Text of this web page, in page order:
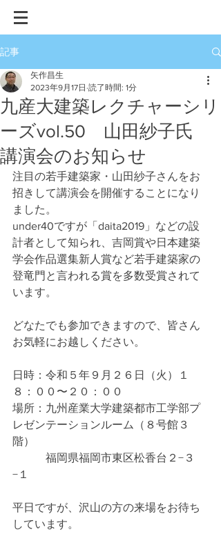
記事
九産大建築レクチャーシリ
ーズvol.50 山田紗子氏
講演会のお知らせ
矢作昌生
2023年9月17日 読了時間: 1分
注目の若手建築家・山田紗子さんをお
招きして講演会を開催することになり
ました。
under40ですが「daita2019」などの設
計者として知られ、吉岡賞や日本建築
学会作品選集新人賞など若手建築家の
登竜門と言われる賞を多数受賞されて
います。
どなたでも参加できますので、皆さん
お気軽にお越しください。
日時：令和５年９月２６日（火）１
８：００〜２０：００
場所：九州産業大学建築都市工学部プ
レゼンテーションルーム（８号館３
階）
福岡県福岡市東区松香台２−３
−１
平日ですが、沢山の方の来場をお待ち
しています。